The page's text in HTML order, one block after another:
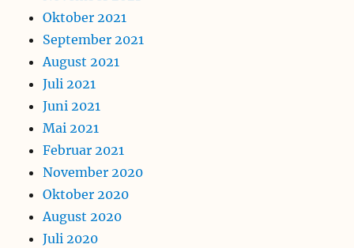
Oktober 2021
September 2021
August 2021
Juli 2021
Juni 2021
Mai 2021
Februar 2021
November 2020
Oktober 2020
August 2020
Juli 2020